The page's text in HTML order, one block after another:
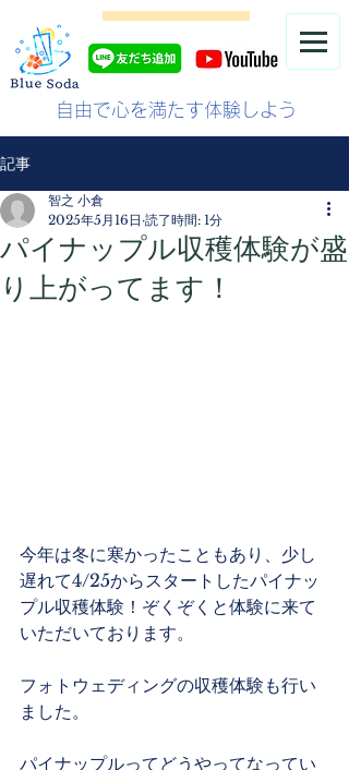
自由で心を満たす体験しよう
記事
パイナップル収穫体験が盛
り上がってます！
智之 小倉
2025年5月16日 読了時間: 1分
今年は冬に寒かったこともあり、少し
遅れて4/25からスタートしたパイナッ
プル収穫体験！ぞくぞくと体験に来て
いただいております。
フォトウェディングの収穫体験も行い
ました。
パイナップルってどうやってなってい